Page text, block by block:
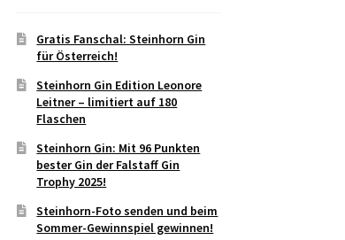
Gratis Fanschal: Steinhorn Gin
für Österreich!
Steinhorn Gin Edition Leonore
Leitner – limitiert auf 180
Flaschen
Steinhorn Gin: Mit 96 Punkten
bester Gin der Falstaff Gin
Trophy 2025!
Steinhorn-Foto senden und beim
Sommer-Gewinnspiel gewinnen!